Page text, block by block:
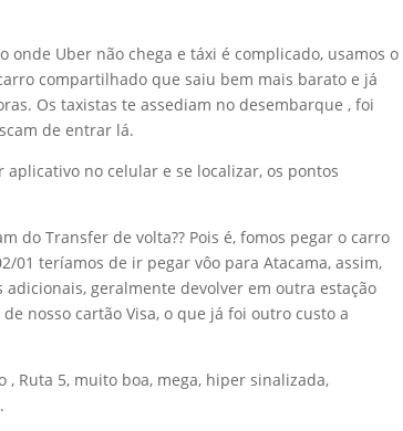
Uber não chega e táxi é complicado, usamos o
compartilhado que saiu bem mais barato e já
Os taxistas te assediam no desembarque , foi
de entrar lá.
no celular e se localizar, os pontos
do Transfer de volta?? Pois é, fomos pegar o carro
01 teríamos de ir pegar vôo para Atacama, assim,
geralmente devolver em outra estação
nosso cartão Visa, o que já foi outro custo a
Ruta 5, muito boa, mega, hiper sinalizada,